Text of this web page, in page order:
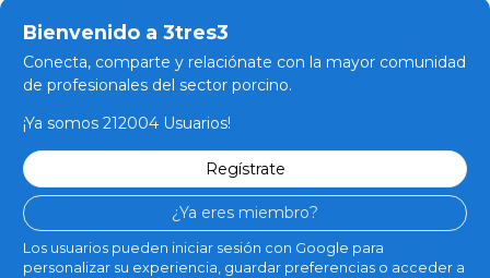
Bienvenido a 3tres3
Conecta, comparte y relaciónate con la mayor comunidad
de profesionales del sector porcino.
¡Ya somos 212004 Usuarios!
Regístrate
¿Ya eres miembro?
Los usuarios pueden iniciar sesión con Google para
personalizar su experiencia, guardar preferencias o acceder a